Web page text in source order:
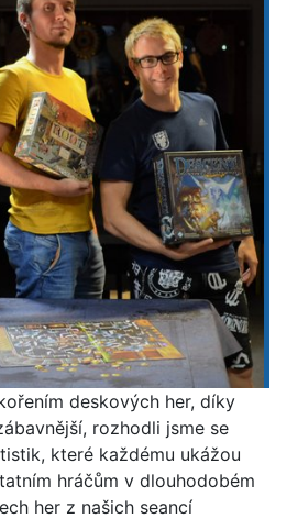
deskových her, díky
rozhodli jsme se
které každému ukážou
hráčům v dlouhodobém
her z našich seancí